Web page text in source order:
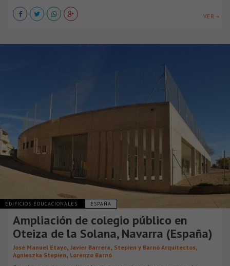
VER +
EDIFICIOS EDUCACIONALES ESPAÑA
Ampliación de colegio público en
Oteiza de la Solana, Navarra (España)
José Manuel Etayo, Javier Barrera, Stepien y Barnó Arquitectos,
Agnieszka Stepien, Lorenzo Barnó